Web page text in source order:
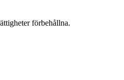
förbehållna.